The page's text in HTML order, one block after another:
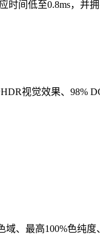
间低至0.8ms，并
视觉效果、98%
、最高100%色纯度